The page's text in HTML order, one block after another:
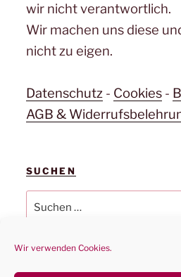
Wir verwenden Cookies.
wir nicht verantwortlich.
Wir machen uns diese
nicht zu eigen.
Datenschutz- Cookies-
AGB &
SUCHEN
Suchen
nach: